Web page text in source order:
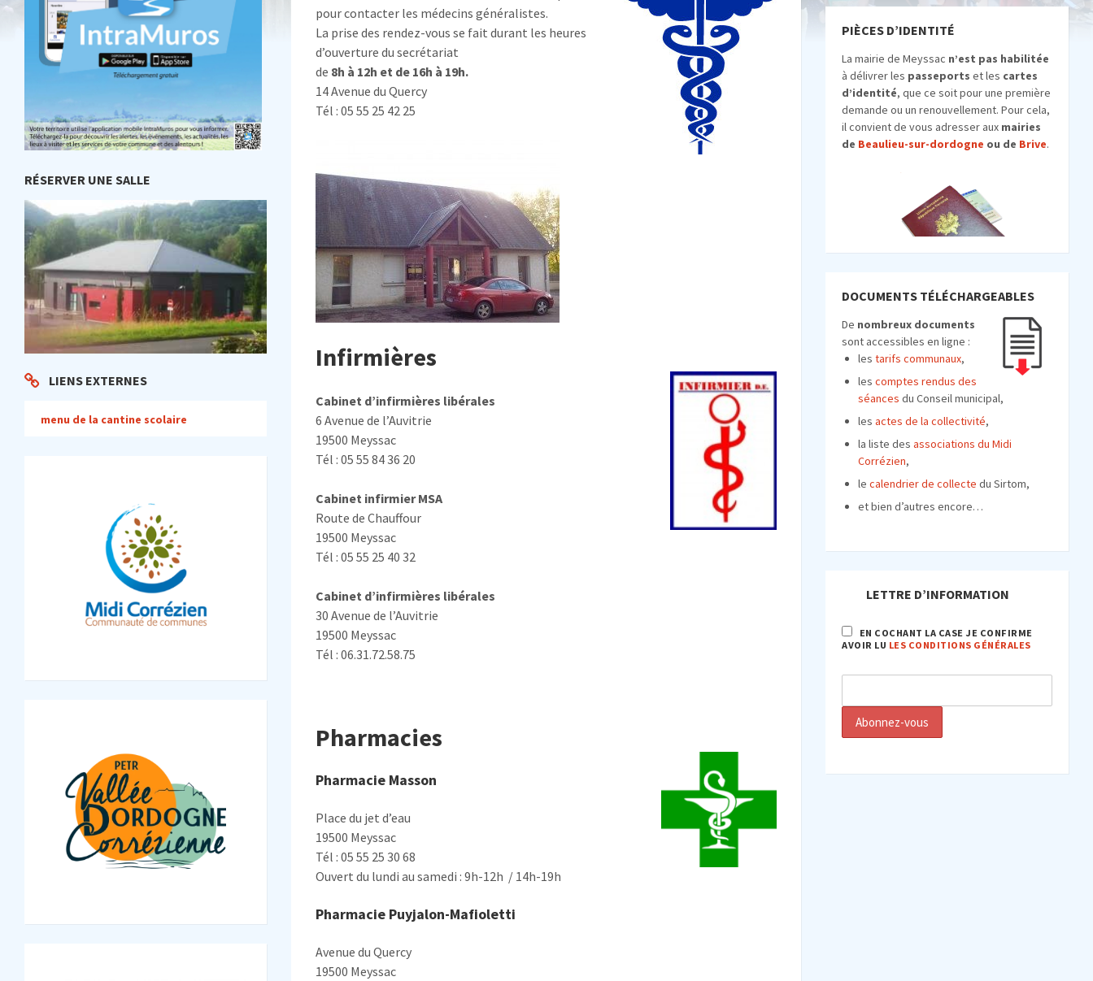
pour contacter les médecins généralistes.
La prise des rendez-vous se fait durant les heures
d’ouverture du secrétariat
de 8h à 12h et de 16h à 19h.
14 Avenue du Quercy
Tél : 05 55 25 42 25
Infirmières
Cabinet d’infirmières libérales
6 Avenue de l’Auvitrie
19500 Meyssac
Tél : 05 55 84 36 20
Cabinet infirmier MSA
Route de Chauffour
19500 Meyssac
Tél : 05 55 25 40 32
Cabinet d’infirmières libérales
30 Avenue de l’Auvitrie
19500 Meyssac
Tél : 06.31.72.58.75
Pharmacies
Pharmacie Masson
Place du jet d’eau
19500 Meyssac
Tél : 05 55 25 30 68
Ouvert du lundi au samedi : 9h-12h / 14h-19h
Pharmacie Puyjalon-Mafioletti
Avenue du Quercy
19500 Meyssac
RÉSERVER UNE SALLE
LIENS EXTERNES
menu de la cantine scolaire
PIÈCES D’IDENTITÉ
La mairie de Meyssac n’est pas habilitée
à délivrer les passeportset les cartes
d’identité, que ce soit pour une première
demande ou un renouvellement. Pour cela,
il convient de vous adresser aux mairies
de Beaulieu-sur-dordogne ou de Brive.
DOCUMENTS TÉLÉCHARGEABLES
De nombreux documents
sont accessibles en ligne :
lestarifs communaux,
lescomptes rendus des
séances du Conseil municipal,
lesactes de la collectivité,
la liste desassociations du Midi
Corrézien,
lecalendrier de collecte du Sirtom,
et bien d’autres encore…
LETTRE D’INFORMATION
EN COCHANT LA CASE JE CONFIRME
AVOIR LU LES CONDITIONS GÉNÉRALES